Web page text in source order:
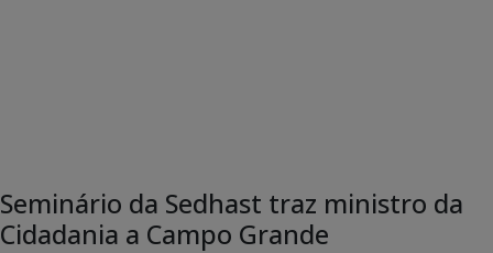
Seminário da Sedhast traz ministro da
Cidadania a Campo Grande